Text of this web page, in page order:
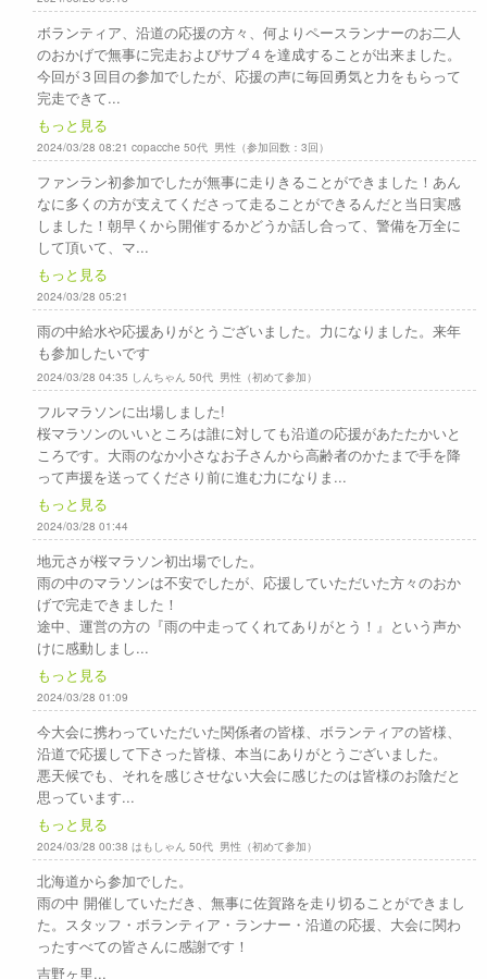
ボランティア、沿道の応援の方々、何よりペースランナーのお二人
のおかげで無事に完走およびサブ４を達成することが出来ました。
今回が３回目の参加でしたが、応援の声に毎回勇気と力をもらって
完走できて...
もっと見る
2024/03/28 08:21 copacche 50代 男性（参加回数：3回）
ファンラン初参加でしたが無事に走りきることができました！あん
なに多くの方が支えてくださって走ることができるんだと当日実感
しました！朝早くから開催するかどうか話し合って、警備を万全に
して頂いて、マ...
もっと見る
2024/03/28 05:21
雨の中給水や応援ありがとうございました。力になりました。来年
も参加したいです
2024/03/28 04:35 しんちゃん 50代 男性（初めて参加）
フルマラソンに出場しました!
桜マラソンのいいところは誰に対しても沿道の応援があたたかいと
ころです。大雨のなか小さなお子さんから高齢者のかたまで手を降
って声援を送ってくださり前に進む力になりま...
もっと見る
2024/03/28 01:44
地元さが桜マラソン初出場でした。
雨の中のマラソンは不安でしたが、応援していただいた方々のおか
げで完走できました！
途中、運営の方の『雨の中走ってくれてありがとう！』という声か
けに感動しまし...
もっと見る
2024/03/28 01:09
今大会に携わっていただいた関係者の皆様、ボランティアの皆様、
沿道で応援して下さった皆様、本当にありがとうございました。
悪天候でも、それを感じさせない大会に感じたのは皆様のお陰だと
思っています...
もっと見る
2024/03/28 00:38 はもしゃん 50代 男性（初めて参加）
北海道から参加でした。
雨の中 開催していただき、無事に佐賀路を走り切ることができまし
た。スタッフ・ボランティア・ランナー・沿道の応援、大会に関わ
ったすべての皆さんに感謝です！
吉野ヶ里...